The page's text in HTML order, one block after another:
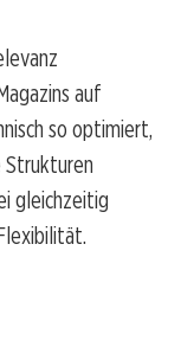
auf
so optimiert,
Strukturen
gleichzeitig